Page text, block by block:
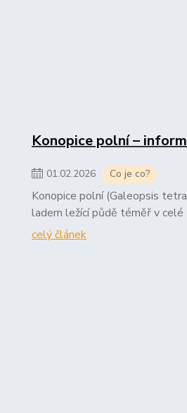
Konopice polní –
01.02.2026 Co je co?
Konopice polní (Galeopsis
ladem ležící půdě téměř v celé
celý článek